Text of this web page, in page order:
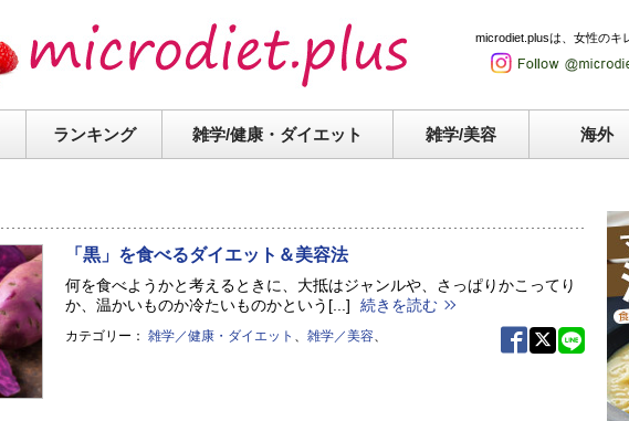
microdiet.plusは、女性のキ
ランキング 雑学/健康・ ダイエット 雑学/美容 海外
「黒」を食べるダイエット＆美容法
何を食べようかと考えるときに、大抵はジャンルや、さっぱりかこってり
か、温かいものか冷たいものかという[...]
続きを読む
カテゴリー：雑学／健康・ダイエット 、雑学／美容、